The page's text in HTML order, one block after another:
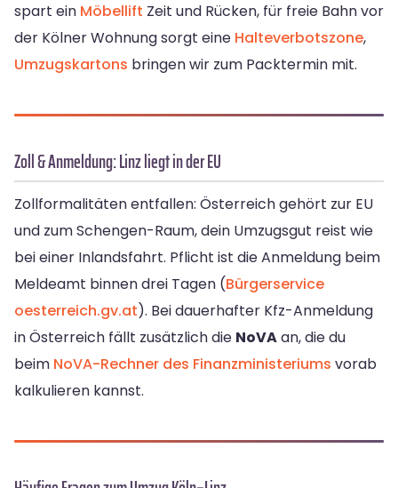
spart ein Möbellift Zeit und Rücken, für freie Bahn vor
der Kölner Wohnung sorgt eine Halteverbotszone,
Umzugskartons bringen wir zum Packtermin mit.
Zoll & Anmeldung: Linz liegt in der EU
Zollformalitäten entfallen: Österreich gehört zur EU
und zum Schengen-Raum, dein Umzugsgut reist wie
bei einer Inlandsfahrt. Pflicht ist die Anmeldung beim
Meldeamt binnen drei Tagen (Bürgerservice
oesterreich.gv.at). Bei dauerhafter Kfz-Anmeldung
in Österreich fällt zusätzlich die NoVAan, die du
beim NoVA-Rechner des Finanzministeriums vorab
kalkulieren kannst.